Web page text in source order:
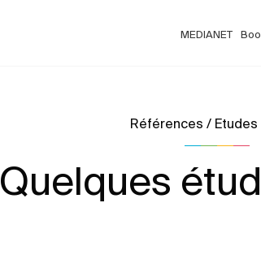
MEDIANET
Références / Etudes
Quelques